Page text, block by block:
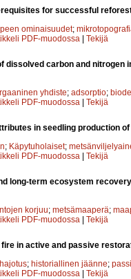
for successful
ominaisuudet;
PDF-muodossa | Tekijä
dissolved carbon and nitrogen
yhdiste; adsorptio;
PDF-muodossa | Tekijä
in seedling production
; Käpytuholaiset;
PDF-muodossa | Tekijä
long-term ecosystem
korjuu; metsämaaperä;
PDF-muodossa | Tekijä
in active and passive
; historiallinen jäänne;
PDF-muodossa | Tekijä